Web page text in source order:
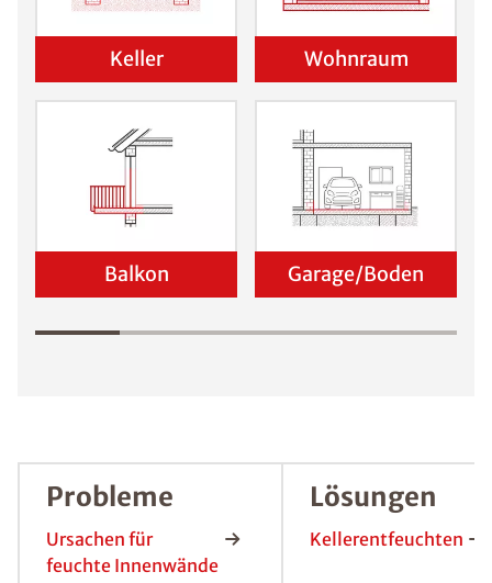
Wo befindet sich der Schaden?
Keller Wohnraum
Balkon Garage/Boden